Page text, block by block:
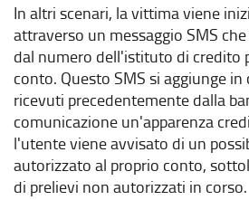
In altri scenari, la vittima viene
attraverso un messaggio SMS
dal numero dell'istituto di credito
conto. Questo SMS si aggiunge
ricevuti precedentemente dalla
comunicazione un'apparenza
l'utente viene avvisato di un
autorizzato al proprio conto,
di prelievi non autorizzati in corso.